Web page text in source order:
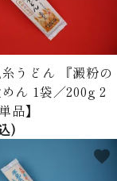
うどん 『澱粉の
ん 1袋／200g 2
品】
)
favorite